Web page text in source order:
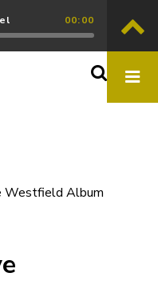
00:00
Westfield Album